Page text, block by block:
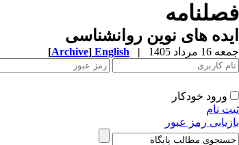
فصلنامه
ایده های نوین روانشناسی
جمعه 16 مرداد 1405 |
English
[Archive]
ورود خودکار
ثبت نام
بازیابی رمز عبور